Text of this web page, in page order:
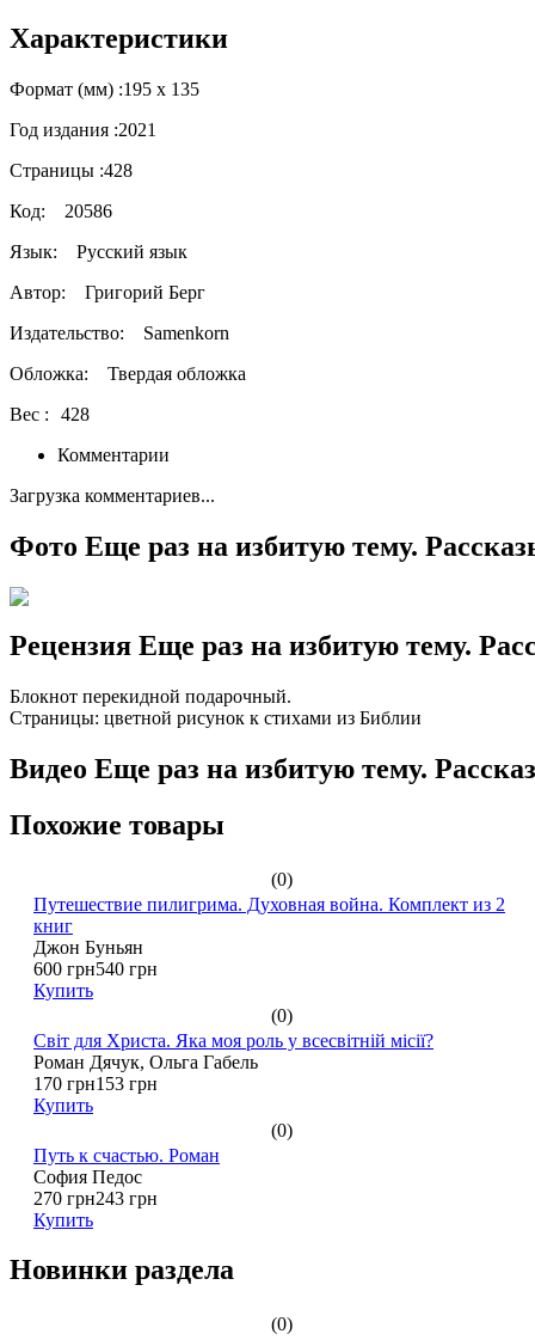
Характеристики
Формат (мм) :195 х 135
Год издания :2021
Страницы :428
Код: 20586
Язык: Русский язык
Автор:
Григорий Берг
Издательство:
Samenkorn
Обложка: Твердая обложка
Вес :
428
Комментарии
Загрузка комментариев...
Фото Еще раз на избитую тему.
Рецензия Еще раз на избитую тему.
Блокнот перекидной подарочный.
Страницы: цветной рисунок к стихами из Библии
Видео Еще раз на избитую тему.
Похожие товары
(0)
Путешествие пилигрима. Духовная война. Комплект из 2
книг
Джон Буньян
600 грн540 грн
Купить
(0)
Світ для Христа. Яка моя роль у всесвітній місії?
Роман Дячук, Ольга Габель
170 грн153 грн
Купить
(0)
Путь к счастью. Роман
София Педос
270 грн243 грн
Купить
Новинки раздела
(0)